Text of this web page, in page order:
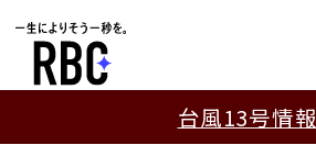
台風13号情報